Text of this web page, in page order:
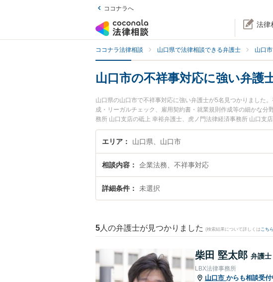
ココナラへ
法律
ココナラ法律相談 山口県で法律相談できる弁護士 山口
山口市の不祥事対応に強い弁護
山口県の山口市で不祥事対応に強い弁護士が5名見つかりました
成・リーガルチェック、雇用契約書・就業規則作成等の細かな
務所 山口支店の砥上 幸裕弁護士、虎ノ門法律経済事務所 山口支
発生した不祥事対応のトラブルを今すぐに弁護士に相談したい
きる山口市内の弁護士に相談予約したい』などでお困りの相談者
エリア 山口県、山口市
相談内容 企業法務、不祥事対応
詳細条件 未選択
5 人の弁護士が見つかりました (検索結果について詳しくは こちら
柴田 堅太郎 弁護士
LBX法律事務所
山口市 からも相談受付